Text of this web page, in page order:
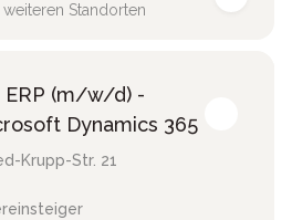
Standorten
(m/w/d) -
Dynamics 365
Krupp-Str. 21